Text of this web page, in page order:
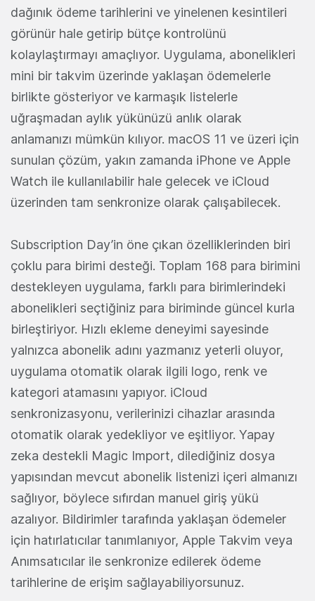
dağınık ödeme tarihlerini ve yinelenen kesintileri
görünür hale getirip bütçe kontrolünü
kolaylaştırmayı amaçlıyor. Uygulama, abonelikleri
mini bir takvim üzerinde yaklaşan ödemelerle
birlikte gösteriyor ve karmaşık listelerle
uğraşmadan aylık yükünüzü anlık olarak
anlamanızı mümkün kılıyor. macOS 11 ve üzeri için
sunulan çözüm, yakın zamanda iPhone ve Apple
Watch ile kullanılabilir hale gelecek ve iCloud
üzerinden tam senkronize olarak çalışabilecek.
Subscription Day’in öne çıkan özelliklerinden biri
çoklu para birimi desteği. Toplam 168 para birimini
destekleyen uygulama, farklı para birimlerindeki
abonelikleri seçtiğiniz para biriminde güncel kurla
birleştiriyor. Hızlı ekleme deneyimi sayesinde
yalnızca abonelik adını yazmanız yeterli oluyor,
uygulama otomatik olarak ilgili logo, renk ve
kategori atamasını yapıyor. iCloud
senkronizasyonu, verilerinizi cihazlar arasında
otomatik olarak yedekliyor ve eşitliyor. Yapay
zeka destekli Magic Import, dilediğiniz dosya
yapısından mevcut abonelik listenizi içeri almanızı
sağlıyor, böylece sıfırdan manuel giriş yükü
azalıyor. Bildirimler tarafında yaklaşan ödemeler
için hatırlatıcılar tanımlanıyor, Apple Takvim veya
Anımsatıcılar ile senkronize edilerek ödeme
tarihlerine de erişim sağlayabiliyorsunuz.